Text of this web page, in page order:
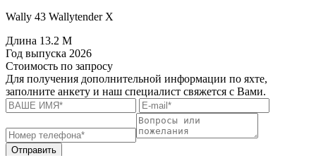
Wally 43 Wallytender X
Длина 13.2 M
Год выпуска 2026
Стоимость по запросу
Для получения дополнительной информации по яхте,
заполните анкету и наш специалист свяжется с Вами.
Отправить